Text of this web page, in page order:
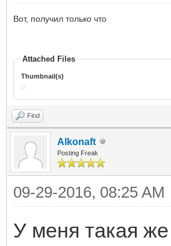
Вот, получил только что
Attached Files
Thumbnail(s)
Find
Alkonaft
Posting Freak
09-29-2016, 08:25 AM
У меня такая